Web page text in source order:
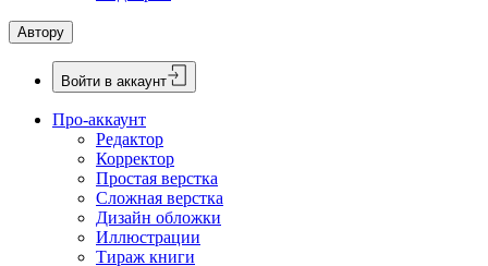
Автору
Войти в аккаунт
Про-аккаунт
Редактор
Корректор
Простая верстка
Сложная верстка
Дизайн обложки
Иллюстрации
Тираж книги